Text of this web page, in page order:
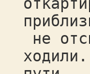
не